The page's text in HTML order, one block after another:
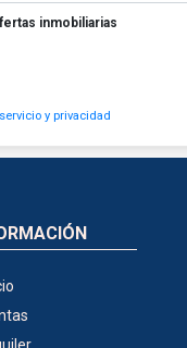
inmobiliarias
y privacidad